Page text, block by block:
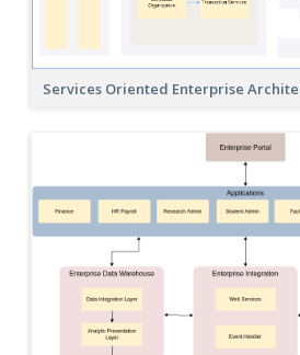
Services Oriented Enterprise